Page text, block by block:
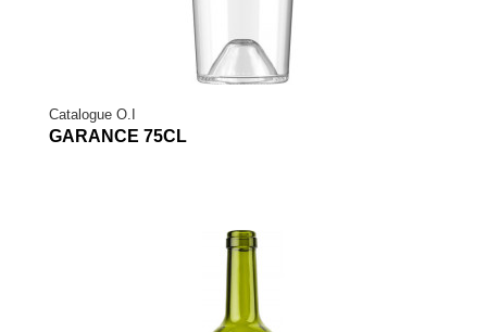
Catalogue O.I
GARANCE 75CL